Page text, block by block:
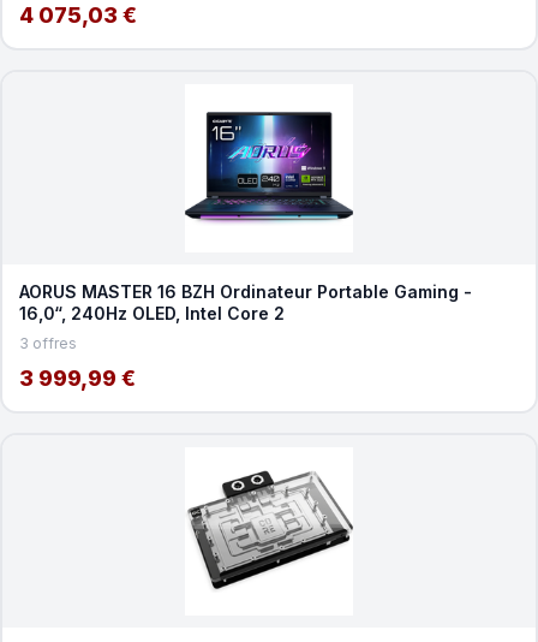
4 075,03 €
AORUS MASTER 16 BZH Ordinateur Portable Gaming -
16,0“, 240Hz OLED, Intel Core 2
3 offres
3 999,99 €